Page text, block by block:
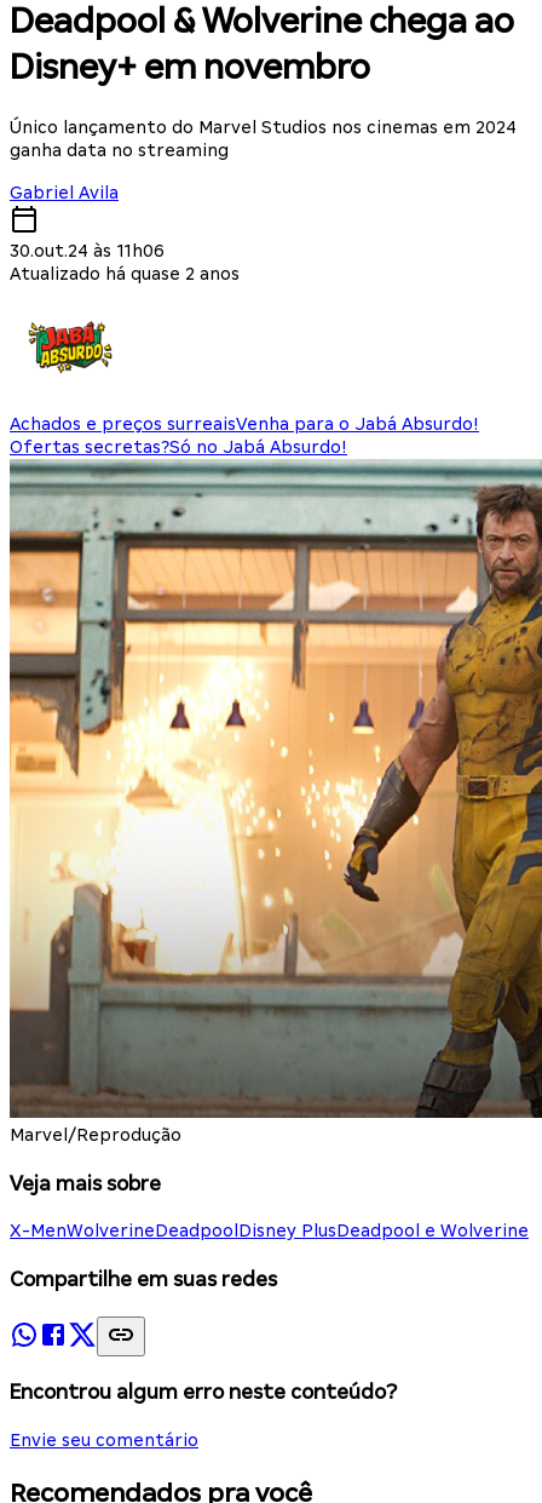
Deadpool & Wolverine chega ao
Disney+ em novembro
Único lançamento do Marvel Studios nos cinemas em 2024
ganha data no streaming
Gabriel Avila
30.out.24 às 11h06
Atualizado há quase 2 anos
Achados e preços surreaisVenha para o Jabá Absurdo!
Ofertas secretas?Só no Jabá Absurdo!
Marvel/Reprodução
Veja mais sobre
X-MenWolverineDeadpool Disney PlusDeadpool e Wolverine
Compartilhe em suas redes
Encontrou algum erro neste conteúdo?
Envie seu comentário
Recomendados pra você